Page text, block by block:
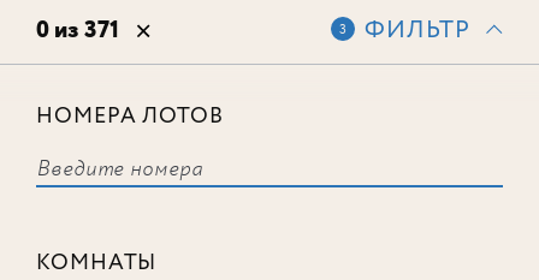
0 из 371 3 ФИЛЬТР
НОМЕРА ЛОТОВ
КОМНАТЫ
соответствует ни одного лота